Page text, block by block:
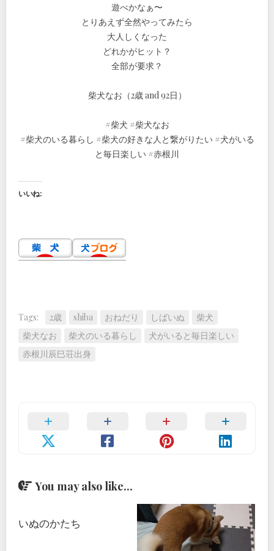
遊べかなぁ〜
とりあえず全然やってみたら
大人しくなった
どれかがヒット？
全部が要求？
柴犬なお（2歳 and 92日）
#柴犬 #柴犬なお
#柴犬のいる暮らし #柴犬の好きな人と繋がりたい #犬がいる
と毎日楽しい #赤根川
いいね:
Tags: 2歳 shiba おねだり しばいぬ
柴犬
柴犬なお
柴犬のいる暮らし
犬がいると毎日楽しい
赤根川辰巳荘出身
You may also like...
いぬのかたち